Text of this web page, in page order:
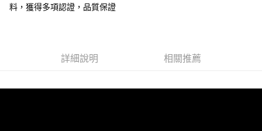
料，獲得多項認證，品質保證
詳細說明 相關推薦